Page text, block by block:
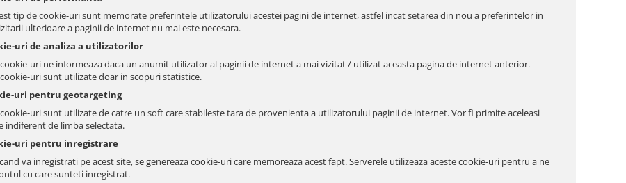
tip de cookie-uri sunt memorate preferintele utilizatorului acestei pagini de internet, astfel incat setarea din nou a preferintelor in
ulterioare a paginii de internet nu mai este necesara.
uri de analiza a utilizatorilor
uri ne informeaza daca un anumit utilizator al paginii de internet a mai vizitat / utilizat aceasta pagina de internet anterior.
uri sunt utilizate doar in scopuri statistice.
uri pentru geotargeting
uri sunt utilizate de catre un soft care stabileste tara de provenienta a utilizatorului paginii de internet. Vor fi primite aceleasi
indiferent de limba selectata.
uri pentru inregistrare
va inregistrati pe acest site, se genereaza cookie-uri care memoreaza acest fapt. Serverele utilizeaza aceste cookie-uri pentru a ne
cu care sunteti inregistrat.